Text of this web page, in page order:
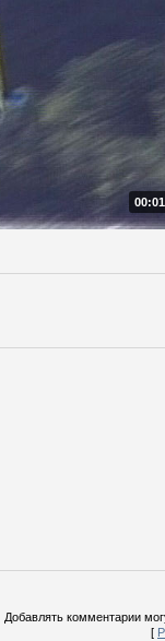
Добавлять комментарии
[